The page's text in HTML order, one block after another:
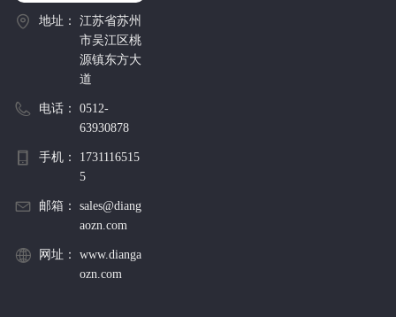
地址：
江苏省苏州
市吴江区桃
源镇东方大
道
电话：
0512-
63930878
手机：
1731116515
5
邮箱：
sales@diang
aozn.com
网址：
www.dianga
ozn.com